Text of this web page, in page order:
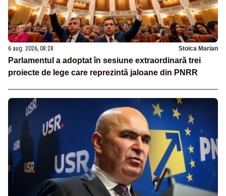
6 aug. 2026, 08:28 Stoica Marian
Parlamentul a adoptat în sesiune extraordinară trei
proiecte de lege care reprezintă jaloane din PNRR